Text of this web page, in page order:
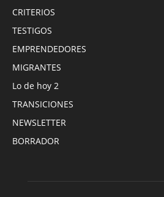
CRITERIOS
TESTIGOS
EMPRENDEDORES
MIGRANTES
Lo de hoy 2
TRANSICIONES
NEWSLETTER
BORRADOR